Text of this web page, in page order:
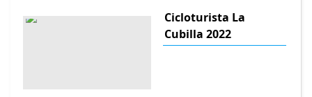
Cicloturista La
Cubilla 2022